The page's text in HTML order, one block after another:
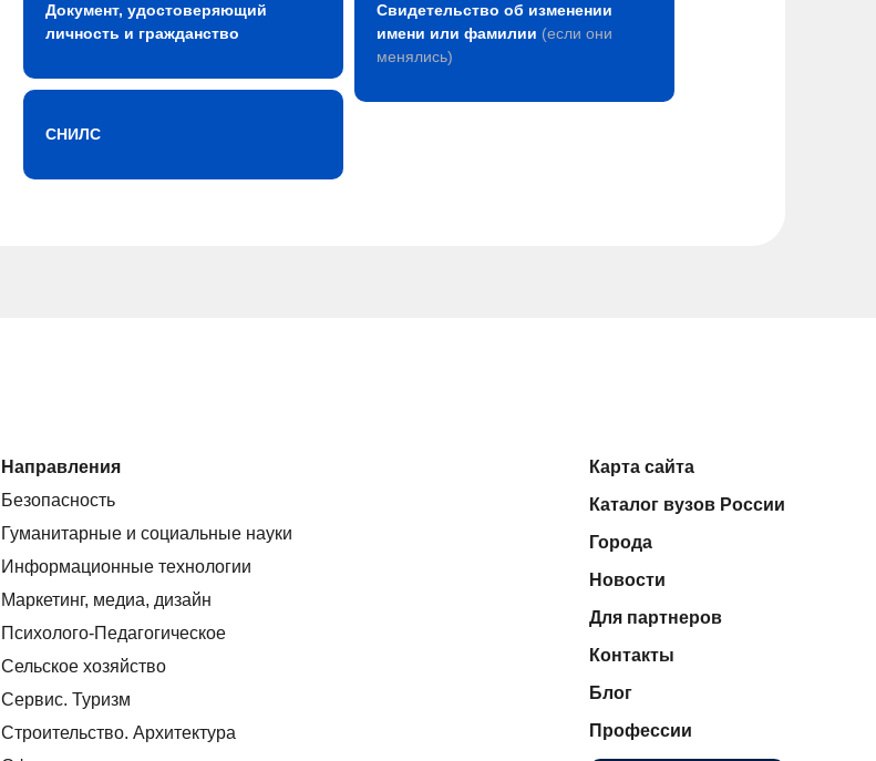
Документ, удостоверяющий
личность и гражданство
СНИЛС
Свидетельство об изменении
имени или фамилии (если они
менялись)
Направления
Безопасность
Гуманитарные и социальные науки
Информационные технологии
Маркетинг, медиа, дизайн
Психолого-Педагогическое
Сельское хозяйство
Сервис. Туризм
Строительство. Архитектура
Карта сайта
Каталог вузов России
Города
Новости
Для партнеров
Контакты
Блог
Профессии